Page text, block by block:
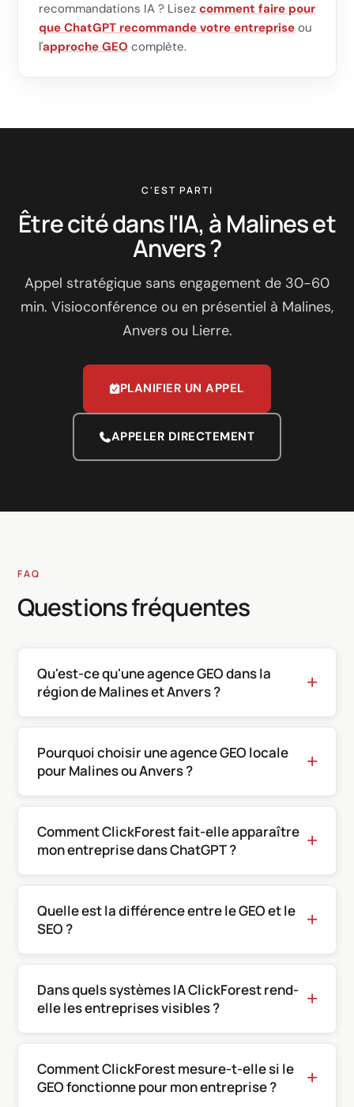
recommandations IA ? Lisez comment faire pour
que ChatGPT recommande votre entreprise ou
l'approche GEO complète.
C'EST PARTI
Être cité dans l'IA, à Malines et
Anvers ?
Appel stratégique sans engagement de 30-60
min. Visioconférence ou en présentiel à Malines,
Anvers ou Lierre.
PLANIFIER UN APPEL
APPELER DIRECTEMENT
FAQ
Questions fréquentes
Qu'est-ce qu'une agence GEO dans la
région de Malines et Anvers ?
Pourquoi choisir une agence GEO locale
pour Malines ou Anvers ?
Comment ClickForest fait-elle apparaître
mon entreprise dans ChatGPT ?
Quelle est la différence entre le GEO et le
SEO ?
Dans quels systèmes IA ClickForest rend-
elle les entreprises visibles ?
Comment ClickForest mesure-t-elle si le
GEO fonctionne pour mon entreprise ?